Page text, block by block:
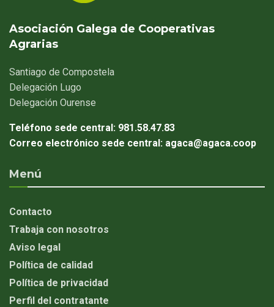
Asociación Galega de Cooperativas
Agrarias
Santiago de Compostela
Delegación Lugo
Delegación Ourense
Teléfono sede central: 981.58.47.83
Correo electrónico sede central: agaca@agaca.coop
Menú
Contacto
Trabaja con nosotros
Aviso legal
Política de calidad
Política de privacidad
Perfil del contratante